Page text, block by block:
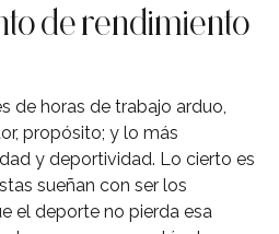
de rendimiento
de horas de trabajo arduo,
propósito; y lo más
y deportividad. Lo cierto es
sueñan con ser los
el deporte no pierda esa